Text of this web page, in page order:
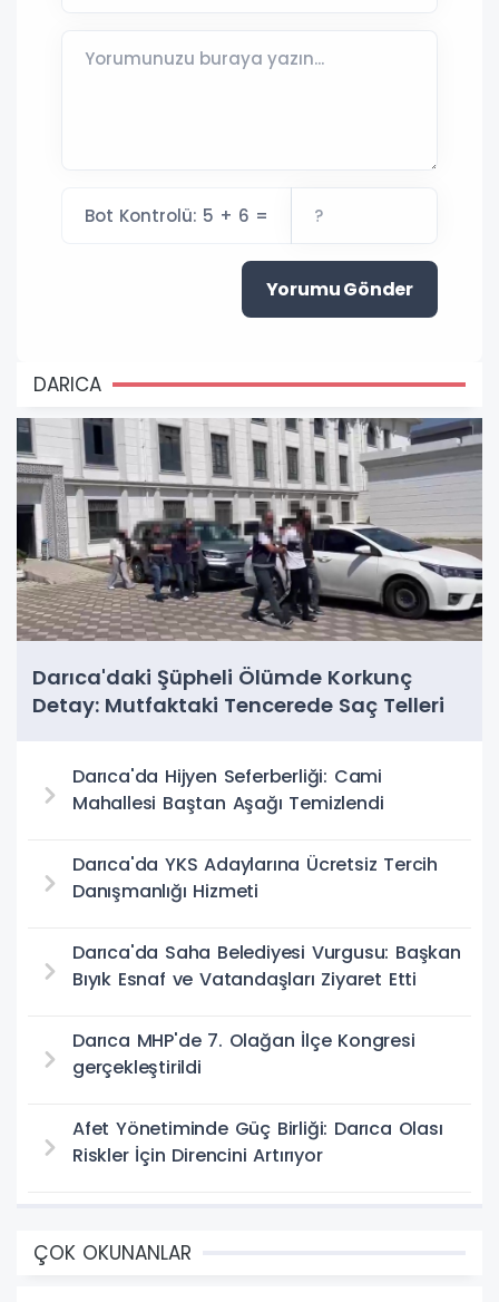
Bot Kontrolü: 5 + 6 =
Yorumu Gönder
DARICA
Darıca'daki Şüpheli Ölümde Korkunç
Detay: Mutfaktaki Tencerede Saç Telleri
Darıca'da Hijyen Seferberliği: Cami
Mahallesi Baştan Aşağı Temizlendi
Darıca'da YKS Adaylarına Ücretsiz Tercih
Danışmanlığı Hizmeti
Darıca'da Saha Belediyesi Vurgusu: Başkan
Bıyık Esnaf ve Vatandaşları Ziyaret Etti
Darıca MHP'de 7. Olağan İlçe Kongresi
gerçekleştirildi
Afet Yönetiminde Güç Birliği: Darıca Olası
Riskler İçin Direncini Artırıyor
ÇOK OKUNANLAR